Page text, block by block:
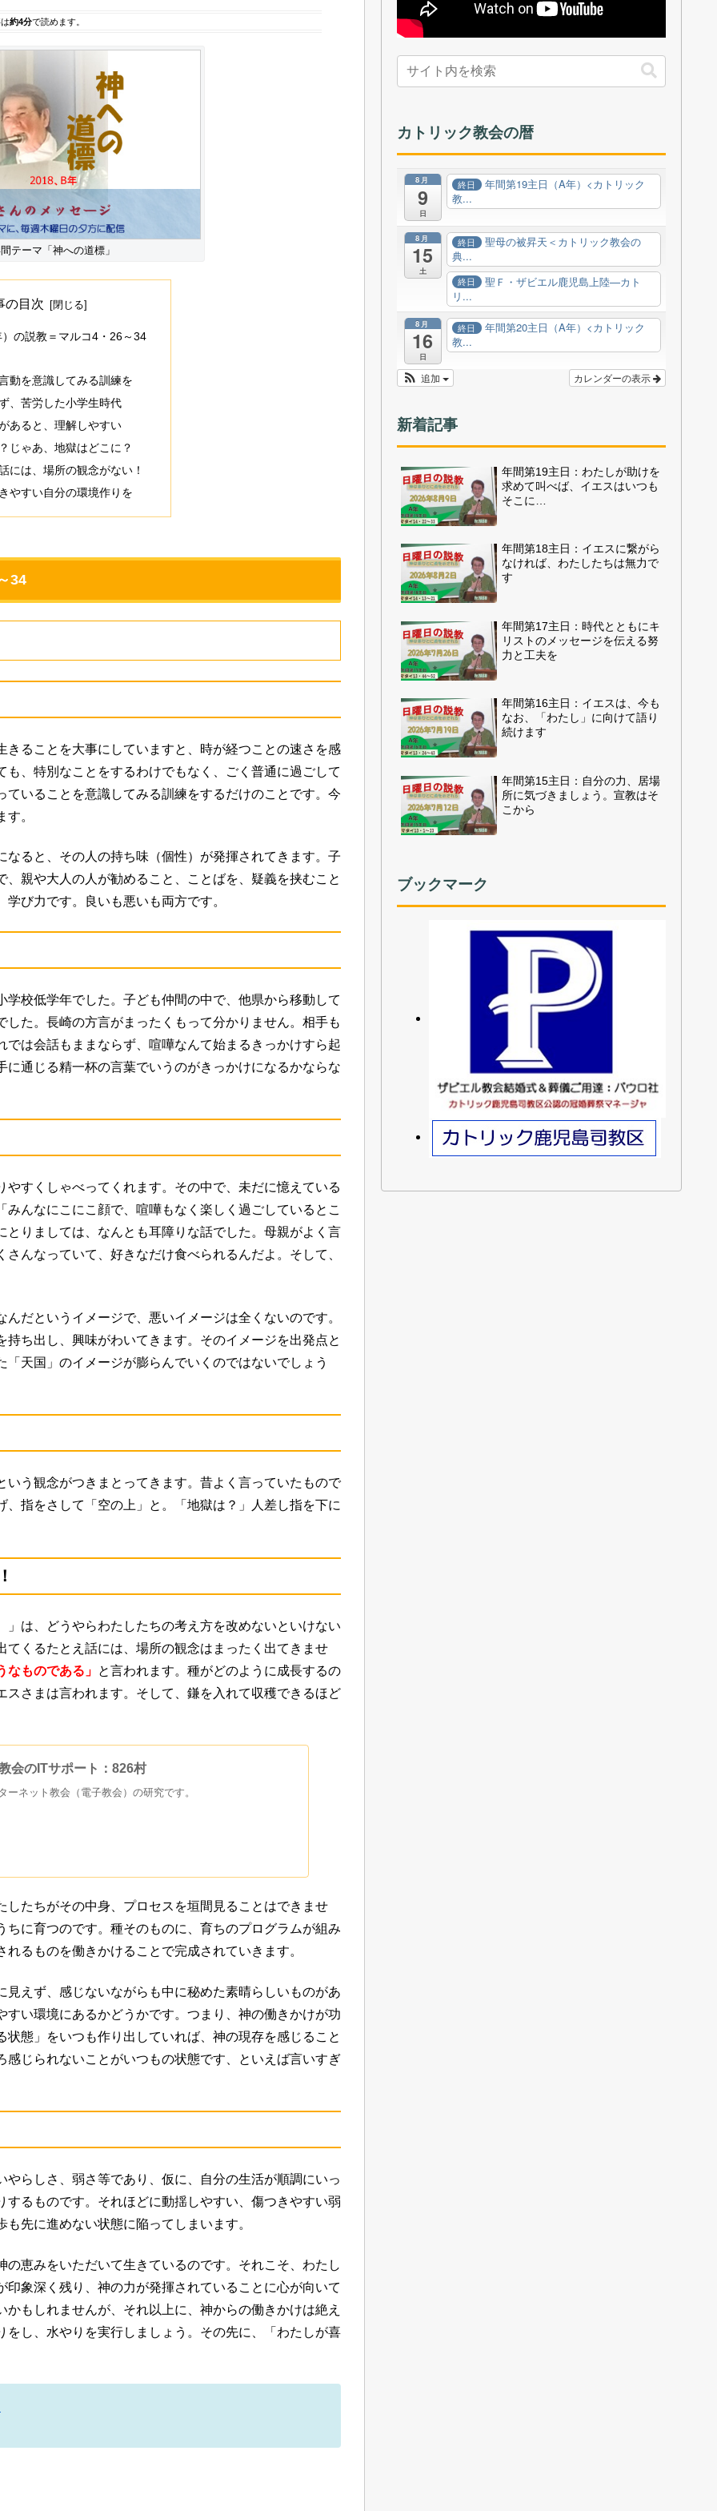
約4分で読めます。
テーマ「神への道標」
の目次
の説教＝マルコ4・26～34
動を意識してみる訓練を
、苦労した小学生時代
あると、理解しやすい
じゃあ、地獄はどこに？
には、場所の観念がない！
やすい自分の環境作りを
34
ることを大事にしていますと、時が経つことの速さを感
、特別なことをするわけでもなく、ごく普通に過ごして
いることを意識してみる訓練をするだけのことです。今
。
ると、その人の持ち味（個性）が発揮されてきます。子
親や大人の人が勧めること、ことばを、疑義を挟むこと
び力です。良いも悪いも両方です。
校低学年でした。子ども仲間の中で、他県から移動して
た。長崎の方言がまったくもって分かりません。相手も
は会話もままならず、喧嘩なんて始まるきっかけすら起
通じる精一杯の言葉でいうのがきっかけになるかならな
すくしゃべってくれます。その中で、未だに憶えている
んなにこにこ顔で、喧嘩もなく楽しく過ごしているとこ
りましては、なんとも耳障りな話でした。母親がよく言
んなっていて、好きなだけ食べられるんだよ。そして、
だというイメージで、悪いイメージは全くないのです。
ち出し、興味がわいてきます。そのイメージを出発点と
天国」のイメージが膨らんでいくのではないでしょう
う観念がつきまとってきます。昔よく言っていたもので
指をさして「空の上」と。「地獄は？」人差し指を下に
は、どうやらわたしたちの考え方を改めないといけない
くるたとえ話には、場所の観念はまったく出てきませ
ものである」 と言われます。種がどのように成長するの
さまは言われます。そして、鎌を入れて収穫できるほど
会のITサポート：826村
ーネット教会（電子教会）の研究です。
たちがその中身、プロセスを垣間見ることはできませ
に育つのです。種そのものに、育ちのプログラムが組み
るものを働きかけることで完成されていきます。
えず、感じないながらも中に秘めた素晴らしいものがあ
い環境にあるかどうかです。つまり、神の働きかけが功
態」をいつも作り出していれば、神の現存を感じること
じられないことがいつもの状態です、といえば言いすぎ
らしさ、弱さ等であり、仮に、自分の生活が順調にいっ
るものです。それほどに動揺しやすい、傷つきやすい弱
先に進めない状態に陥ってしまいます。
恵みをいただいて生きているのです。それこそ、わたし
象深く残り、神の力が発揮されていることに心が向いて
もしれませんが、それ以上に、神からの働きかけは絶え
し、水やりを実行しましょう。その先に、「わたしが喜
カトリック教会の暦
8月
9
日
終日
年間第19主日（A年）<カトリック
教...
8月
15
土
終日
聖母の被昇天＜カトリック教会の
典...
終日
聖Ｆ・ザビエル鹿児島上陸—カト
リ...
8月
16
日
終日
年間第20主日（A年）<カトリック
教...
カレンダーの表示
追加
新着記事
年間第19主日：わたしが助けを
求めて叫べば、イエスはいつも
そこに…
年間第18主日：イエスに繋がら
なければ、わたしたちは無力で
す
年間第17主日：時代とともにキ
リストのメッセージを伝える努
力と工夫を
年間第16主日：イエスは、今も
なお、「わたし」に向けて語り
続けます
年間第15主日：自分の力、居場
所に気づきましょう。宣教はそ
こから
ブックマーク